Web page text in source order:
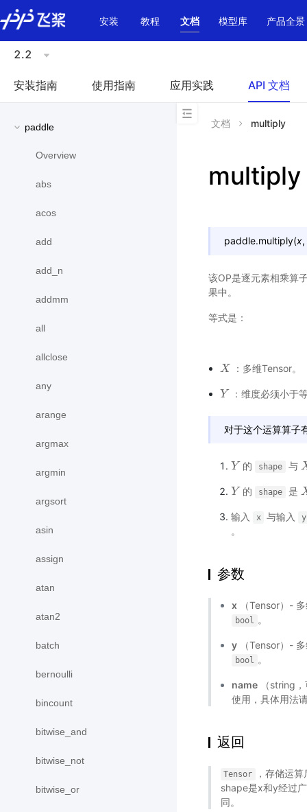
\u200E
安装
教程 文档 模型库 产品全景
2.2
安装指南 使用指南 应用实践 API 文档
paddle
Overview
abs
acos
add
add_n
addmm
all
allclose
any
arange
argmax
argmin
argsort
asin
assign
atan
atan2
batch
bernoulli
bincount
bitwise_and
bitwise_not
bitwise_or
文档 multiply
multiply
paddle.multiply(x,
该OP是逐元素相乘算
果中。
等式是：
X
X ：多维Tensor。
Y
Y ：维度必须小于
对于这个运算算子
Y
Y 的 shape 与 X
Y
Y 的 shape 是 X
输入 x 与输入 y
。
参数
x （Tensor）-
bool 。
y （Tensor）-
bool 。
name （string
使用，具体用法
返回
Tensor
，存储运
shape是x和y经过
同。